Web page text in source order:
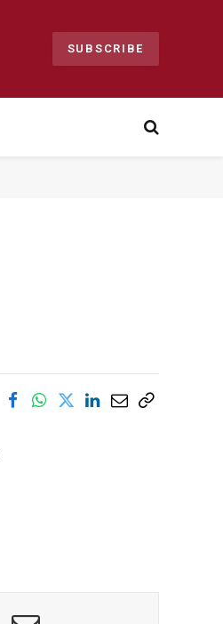
SUBSCRIBE